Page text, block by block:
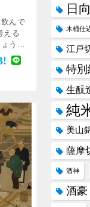
んで
える
う。
こと
存在
日
木桶仕
江戸
特別
生酛
純
美山
薩摩
酒神
酒豪